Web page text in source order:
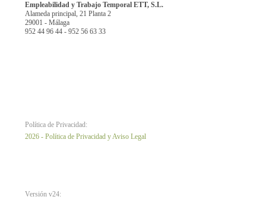
Empleabilidad y Trabajo Temporal ETT, S.L.
Alameda principal, 21 Planta 2
29001 - Málaga
952 44 96 44 - 952 56 63 33
Política de Privacidad:
2026 - Política de Privacidad y Aviso Legal
Versión v24: